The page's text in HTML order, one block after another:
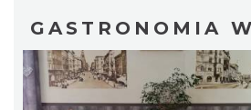
GASTRONOMIA